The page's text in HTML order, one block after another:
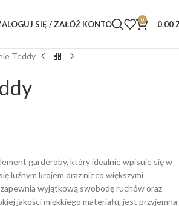
SIĘ / ZAŁÓŻ KONTO 0 0.00
Teddy
garderoby, który idealnie wpisuje się w
luźnym krojem oraz nieco większymi
wyjątkową swobodę ruchów oraz
jakości miękkiego materiału, jest przyjemna